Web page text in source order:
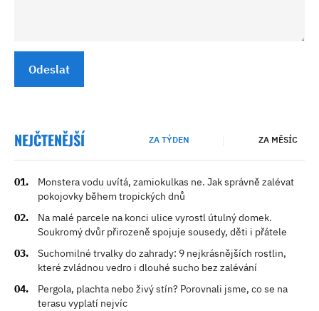
Odeslat
NEJČTENĚJŠÍ ZA TÝDEN ZA MĚSÍC
Monstera vodu uvítá, zamiokulkas ne. Jak správně zalévat
pokojovky během tropických dnů
Na malé parcele na konci ulice vyrostl útulný domek.
Soukromý dvůr přirozeně spojuje sousedy, děti i přátele
Suchomilné trvalky do zahrady: 9 nejkrásnějších rostlin,
které zvládnou vedro i dlouhé sucho bez zalévání
Pergola, plachta nebo živý stín? Porovnali jsme, co se na
terasu vyplatí nejvíc